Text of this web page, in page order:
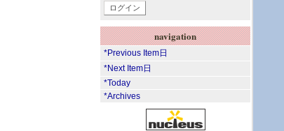
navigation
*Previous Item日
*Next Item日
*Today
*Archives